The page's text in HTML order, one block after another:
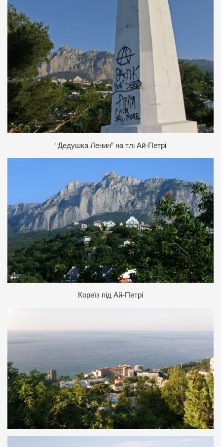
“Дедушка Ленин” на тлі Ай-Петрі
Кореїз під Ай-Петрі